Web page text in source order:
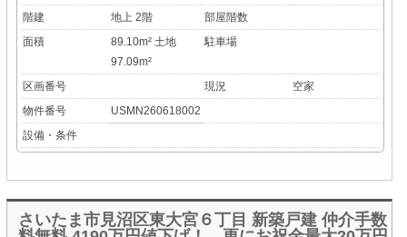
階建
地上 2階
部屋階数
面積
89.10m² 土地
97.09m²
駐車場
区画番号 現況
空家
物件番号
USMN260618002
設備・条件
さいたま市見沼区東大宮６丁目 新築戸建 仲介手数